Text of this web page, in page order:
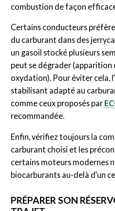
combustion de façon
Certains conducteurs
du carburant dans des
un gasoil stocké plusieurs
peut se dégrader (apparition
oxydation). Pour éviter cela,
stabilisant adapté au
comme ceux proposés par
recommandée.
Enfin, vérifiez toujours la
carburant choisi et les
certains moteurs modernes
biocarburants au-delà d’un
PRÉPARER SON